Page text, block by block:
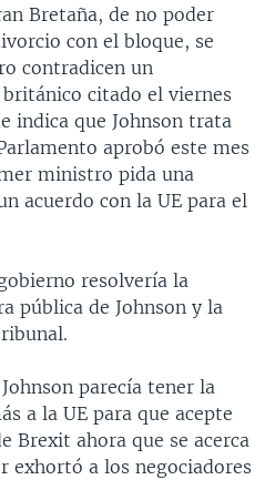
Bretaña, de no poder
con el bloque, se
contradicen un
citado el viernes
indica que Johnson trata
aprobó este mes
ministro pida una
acuerdo con la UE para el
resolvería la
pública de Johnson y la
parecía tener la
a la UE para que acepte
Brexit ahora que se acerca
exhortó a los negociadores